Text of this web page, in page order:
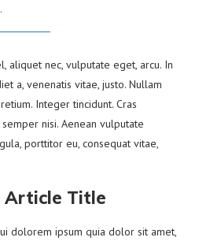
aliquet nec, vulputate eget, arcu. In
a, venenatis vitae, justo. Nullam
Integer tincidunt. Cras
nisi. Aenean vulputate
porttitor eu, consequat vitae,
Article Title
dolorem ipsum quia dolor sit amet,